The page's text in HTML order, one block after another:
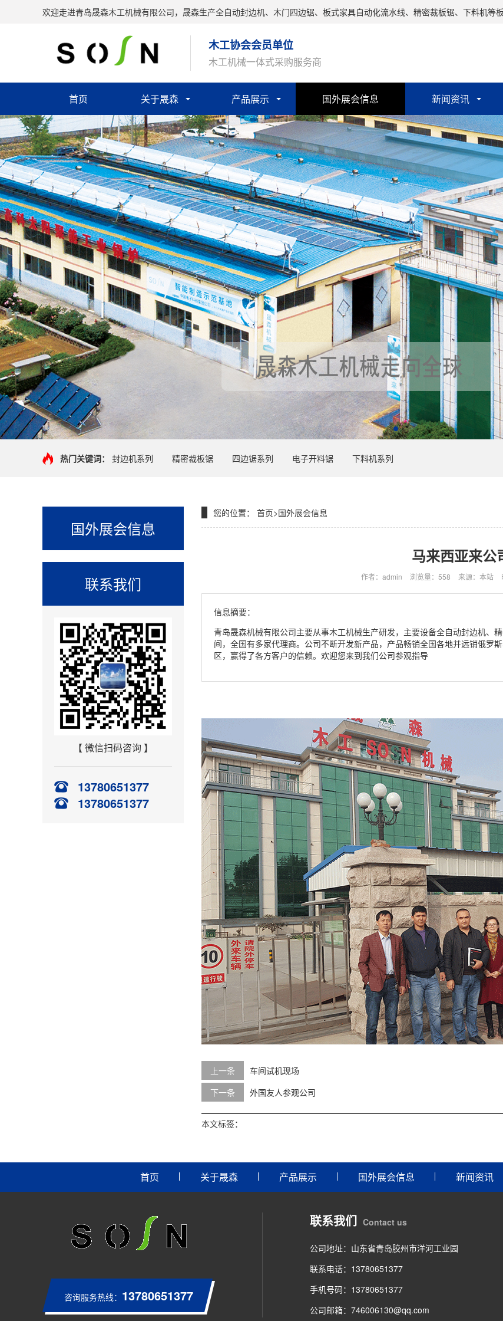
欢迎走进青岛晟森木工机械有限公司，晟森生产全自动封边机、木门四边锯、板式家具自动化流水线、精密裁板锯、下料机等
木工协会会员单位
木工机械一体式采购服务商
首页 关于晟森 产品展示 国外展会信息 新闻资讯
热门关键词： 封边机系列 精密裁板锯 四边锯系列 电子开料锯 下料机系列
国外展会信息
联系我们
【 微信扫码咨询 】
13780651377
13780651377
您的位置： 首页>国外展会信息
马来西亚来公
作者：admin 浏览量：558 来源：本站
信息摘要：
青岛晟森机械有限公司主要从事木工机械生产研发，主要设备全自动封边机、
间，全国有多家代理商。公司不断开发新产品，产品畅销全国各地并远销俄罗
区，赢得了各方客户的信赖。欢迎您来到我们公司参观指导
上一条
车间试机现场
下一条
外国友人参观公司
本文标签：
首页 关于晟森 产品展示 国外展会信息 新闻资讯
咨询服务热线： 13780651377
联系我们 Contact us
公司地址：山东省青岛胶州市洋河工业园
联系电话：13780651377
手机号码：13780651377
公司邮箱：746006130@qq.com